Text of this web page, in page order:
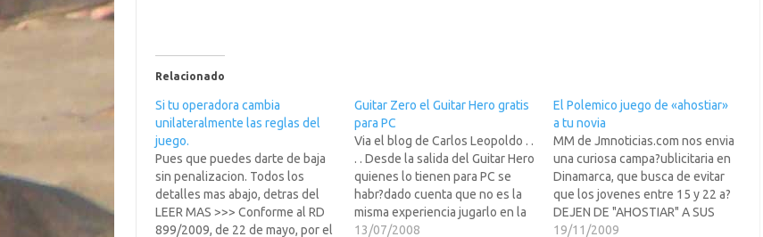
Relacionado
Si tu operadora cambia
unilateralmente las reglas del
juego.
Pues que puedes darte de baja
sin penalizacion. Todos los
detalles mas abajo, detras del
LEER MAS >>> Conforme al RD
899/2009, de 22 de mayo, por el
Guitar Zero el Guitar Hero gratis
para PC
Via el blog de Carlos Leopoldo . .
. . Desde la salida del Guitar Hero
quienes lo tienen para PC se
habr?dado cuenta que no es la
misma experiencia jugarlo en la
PC que en una PlayStation 2 o 3 ,
13/07/2008
El Polemico juego de «ahostiar»
a tu novia
MM de Jmnoticias.com nos envia
una curiosa campa?ublicitaria en
Dinamarca, que busca de evitar
que los jovenes entre 15 y 22 a?
DEJEN DE "AHOSTIAR" A SUS
NOVIAS.Parece ser que es la
19/11/2009